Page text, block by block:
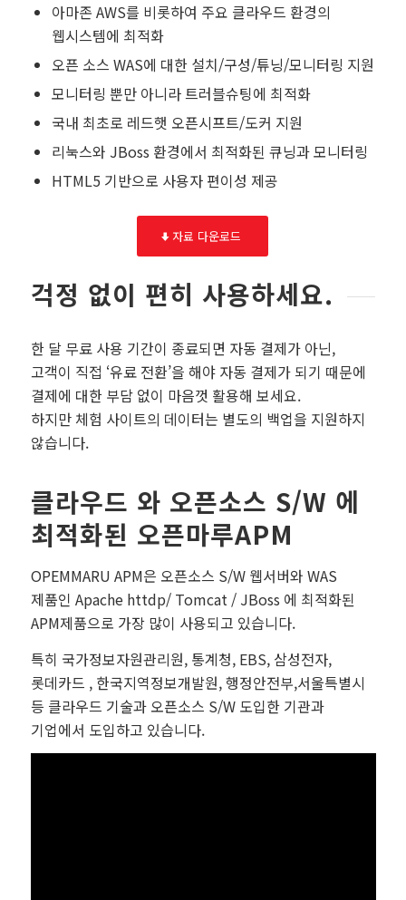
아마존 AWS를 비롯하여 주요 클라우드 환경의
웹시스템에 최적화
오픈 소스 WAS에 대한 설치/구성/튜닝/모니터링 지원
모니터링 뿐만 아니라 트러블슈팅에 최적화
국내 최초로 레드햇 오픈시프트/도커 지원
리눅스와 JBoss 환경에서 최적화된 큐닝과 모니터링
HTML5 기반으로 사용자 편이성 제공
자료 다운로드
걱정 없이 편히 사용하세요.
한 달 무료 사용 기간이 종료되면 자동 결제가 아닌,
고객이 직접 ‘유료 전환’을 해야 자동 결제가 되기 때문에
결제에 대한 부담 없이 마음껏 활용해 보세요.
하지만 체험 사이트의 데이터는 별도의 백업을 지원하지
않습니다.
클라우드 와 오픈소스 S/W 에
최적화된 오픈마루APM
OPEMMARU APM은 오픈소스 S/W 웹서버와 WAS
제품인 Apache httdp/ Tomcat / JBoss 에 최적화된
APM제품으로 가장 많이 사용되고 있습니다.
특히 국가정보자원관리원, 통계청, EBS, 삼성전자,
롯데카드 , 한국지역정보개발원, 행정안전부,서울특별시
등 클라우드 기술과 오픈소스 S/W 도입한 기관과
기업에서 도입하고 있습니다.